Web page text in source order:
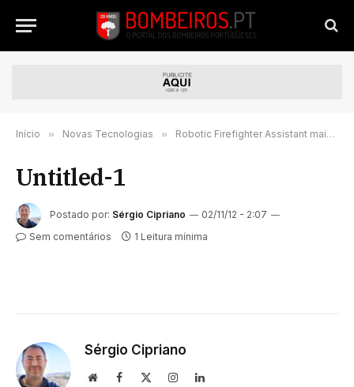
Início » Novas Tecnologias » Robotic Firefighter Assistant mais do que pura ficção
Untitled-1
Postado por: Sérgio Cipriano
02/11/12 - 2:07
Sem comentários
1 Leitura mínima
Sérgio Cipriano
WebsiteFacebook InstagramLinkedIn